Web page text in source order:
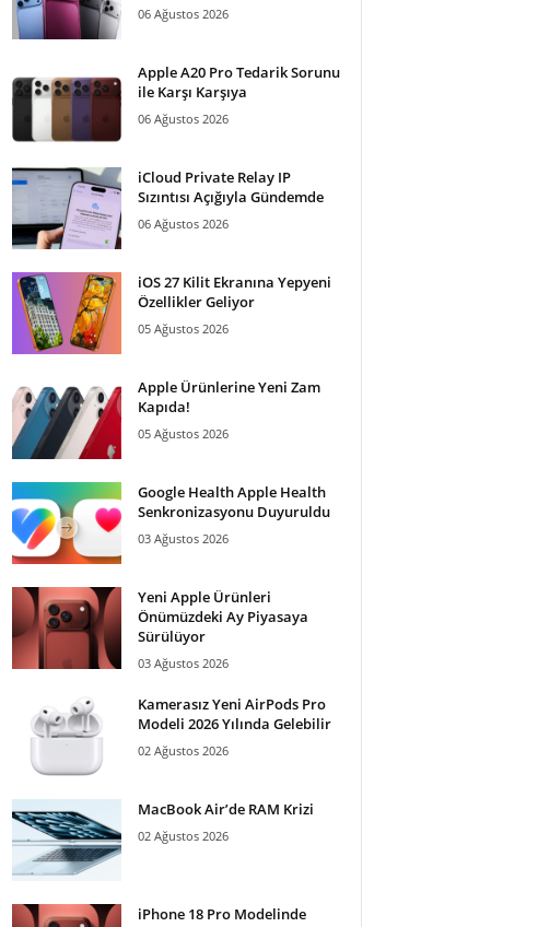
06 Ağustos 2026
Apple A20 Pro Tedarik Sorunu
ile Karşı Karşıya
06 Ağustos 2026
iCloud Private Relay IP
Sızıntısı Açığıyla Gündemde
06 Ağustos 2026
iOS 27 Kilit Ekranına Yepyeni
Özellikler Geliyor
05 Ağustos 2026
Apple Ürünlerine Yeni Zam
Kapıda!
05 Ağustos 2026
Google Health Apple Health
Senkronizasyonu Duyuruldu
03 Ağustos 2026
Yeni Apple Ürünleri
Önümüzdeki Ay Piyasaya
Sürülüyor
03 Ağustos 2026
Kamerasız Yeni AirPods Pro
Modeli 2026 Yılında Gelebilir
02 Ağustos 2026
MacBook Air’de RAM Krizi
02 Ağustos 2026
iPhone 18 Pro Modelinde